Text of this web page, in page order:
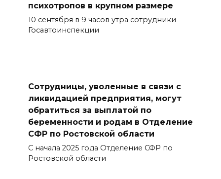
психотропов в крупном размере
10 сентября в 9 часов утра сотрудники
Госавтоинспекции
Сотрудницы, уволенные в связи с
ликвидацией предприятия, могут
обратиться за выплатой по
беременности и родам в Отделение
СФР по Ростовской области
С начала 2025 года Отделение СФР по
Ростовской области